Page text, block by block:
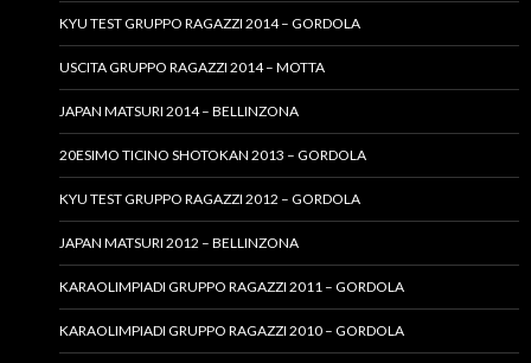
KYU TEST GRUPPO RAGAZZI 2014 – GORDOLA
USCITA GRUPPO RAGAZZI 2014 – MOTTA
JAPAN MATSURI 2014 – BELLINZONA
20ESIMO TICINO SHOTOKAN 2013 – GORDOLA
KYU TEST GRUPPO RAGAZZI 2012 – GORDOLA
JAPAN MATSURI 2012 – BELLINZONA
KARAOLIMPIADI GRUPPO RAGAZZI 2011 – GORDOLA
KARAOLIMPIADI GRUPPO RAGAZZI 2010 – GORDOLA